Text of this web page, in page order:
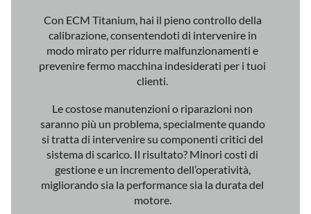
Con ECM Titanium, hai il pieno controllo della
calibrazione, consentendoti di intervenire in
modo mirato per ridurre malfunzionamenti e
prevenire fermo macchina indesiderati per i tuoi
clienti.
Le costose manutenzioni o riparazioni non
saranno più un problema, specialmente quando
si tratta di intervenire su componenti critici del
sistema di scarico. Il risultato? Minori costi di
gestione e un incremento dell’operatività,
migliorando sia la performance sia la durata del
motore.